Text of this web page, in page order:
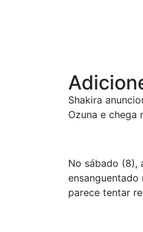
Shakira
Ozuna e chega
No sábado (8),
parece tentar